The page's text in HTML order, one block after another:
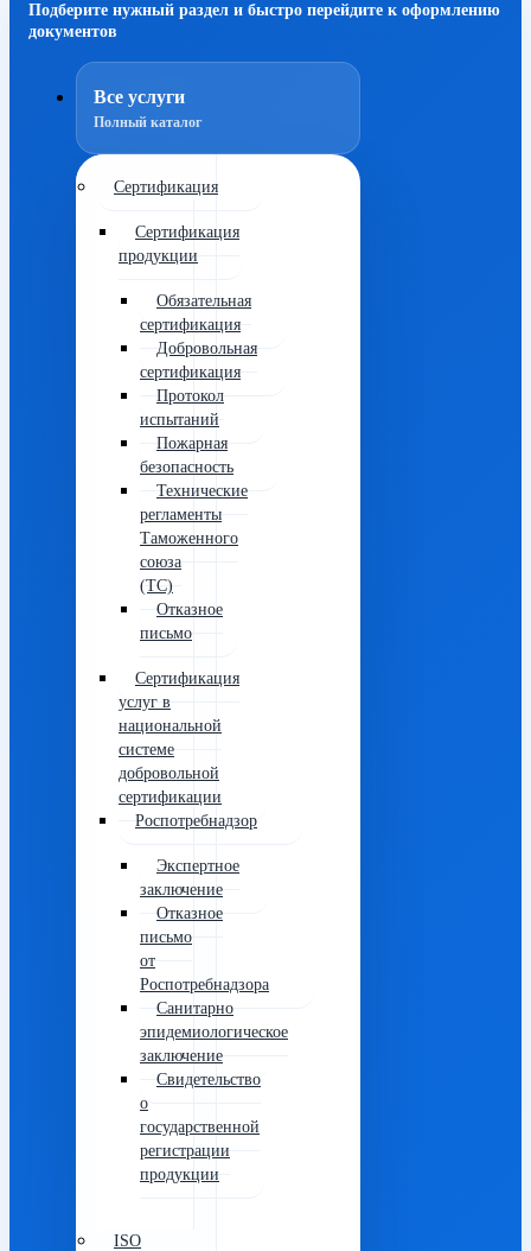
Подберите нужный раздел и быстро перейдите к оформлению
документов
Все услуги
Полный каталог
Сертификация
Сертификация
продукции
Обязательная
сертификация
Добровольная
сертификация
Протокол
испытаний
Пожарная
безопасность
Технические
регламенты
Таможенного
союза
(ТС)
Отказное
письмо
Сертификация
услуг в
национальной
системе
добровольной
сертификации
Роспотребнадзор
Экспертное
заключение
Отказное
письмо
от
Роспотребнадзора
Санитарно
эпидемиологическое
заключение
Свидетельство
о
государственной
регистрации
продукции
ISO